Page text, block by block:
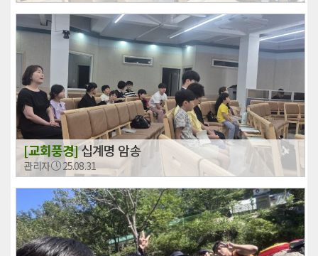
[교회풍경]십계명 암송
관리자 25.08.31